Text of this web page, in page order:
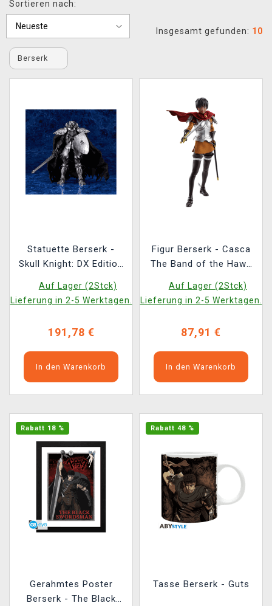
XZONE CLUB
Sortieren nach:
Insgesamt gefunden: 10
Berserk
Statuette Berserk -
Skull Knight: DX Edition
Auf Lager (2Stck)
Lieferung in 2-5 Werktagen.
191,78 €
In den Warenkorb
Figur Berserk - Casca
The Band of the Hawk
Auf Lager (2Stck)
Lieferung in 2-5 Werktagen.
87,91 €
In den Warenkorb
Rabatt 18 %
Gerahmtes Poster
Berserk - The Black
Rabatt 48 %
Tasse Berserk - Guts